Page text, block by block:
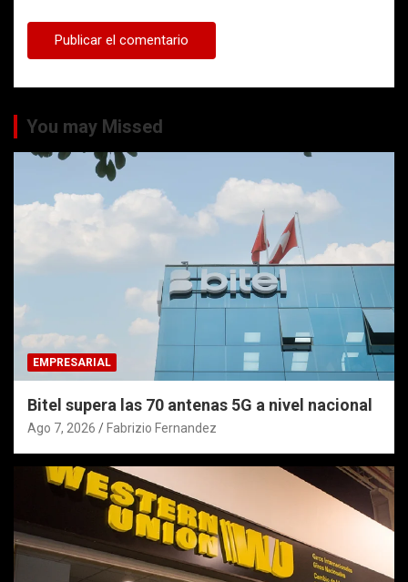
You may Missed
EMPRESARIAL
Bitel supera las 70 antenas 5G a nivel nacional
Ago 7, 2026 Fabrizio Fernandez